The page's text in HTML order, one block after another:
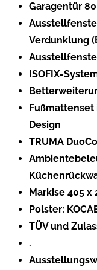
Garagentür
Verdunklung
ISOFIX-
Fußmattenset
Design
TRUMA
Markise 405 x
Polster:
TÜV und
.